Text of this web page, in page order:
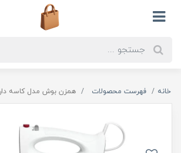
خانه فهرست محصولات همزن بوش مدل کاسه دار MFQ36460